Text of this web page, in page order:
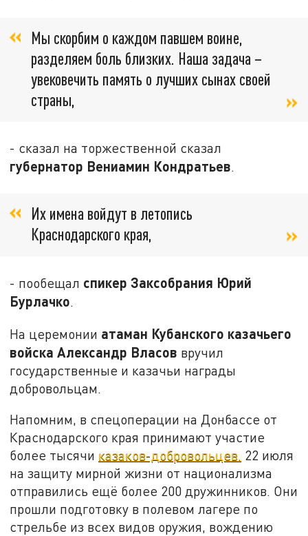
Мы скорбим о каждом павшем воине,
разделяем боль близких. Наша задача –
увековечить память о лучших сынах своей
страны,
- сказал на торжественной сказал
губернатор Вениамин Кондратьев.
Их имена войдут в летопись
Краснодарского края,
- пообещал спикер Заксобрания Юрий
Бурлачко.
На церемонии атаман Кубанского казачьего
войска Александр Власов вручил
государственные и казачьи награды
добровольцам.
Напомним, в спецоперации на Донбассе от
Краснодарского края принимают участие
более тысячи казаков-добровольцев. 22 июля
на защиту мирной жизни от национализма
отправились ещё более 200 дружинников. Они
прошли подготовку в полевом лагере по
стрельбе из всех видов оружия, вождению